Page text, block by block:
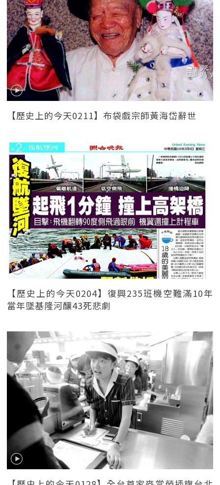
【歷史上的今天0211】布袋戲宗師黃海岱辭世
【歷史上的今天0204】復興235班機空難滿10年
當年墜基隆河釀43死悲劇